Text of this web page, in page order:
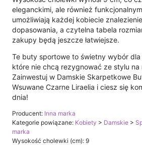
eleganckimi, ale również
umożliwiają każdej kobiecie
dopasowania, a czytelna tabela
zakupy będą jeszcze łatwiejsze.
Te buty sportowe to świetny wybór
które nie chcą rezygnować ze stylu
Zainwestuj w Damskie Skarpetkowe
Wsuwane Czarne Liraelia i ciesz się
dnia!
Producent: Inna marka
Kategorie powiązane: Kobiety > Damskie >
marka
Wysokość cholewki (cm): 9